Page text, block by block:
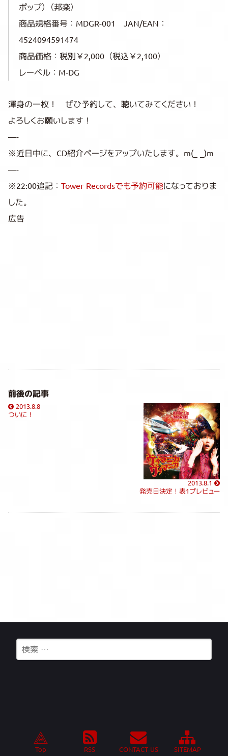
ポップ）（邦楽）
商品規格番号：MDGR-001 JAN/EAN：
4524094591474
商品価格：税別￥2,000（税込￥2,100）
レーベル：M-DG
渾身の一枚！ ぜひ予約して、聴いてみてください！
よろしくお願いします！
—-
※近日中に、CD紹介ページをアップいたします。m(_ _)m
—-
※22:00追記： Tower Recordsでも予約可能になっておりま
した。
広告
前後の記事
2013.8.8
ついに！
2013.8.1
発売日決定！表1プレビュー
Top RSS CONTACT US SITEMAP